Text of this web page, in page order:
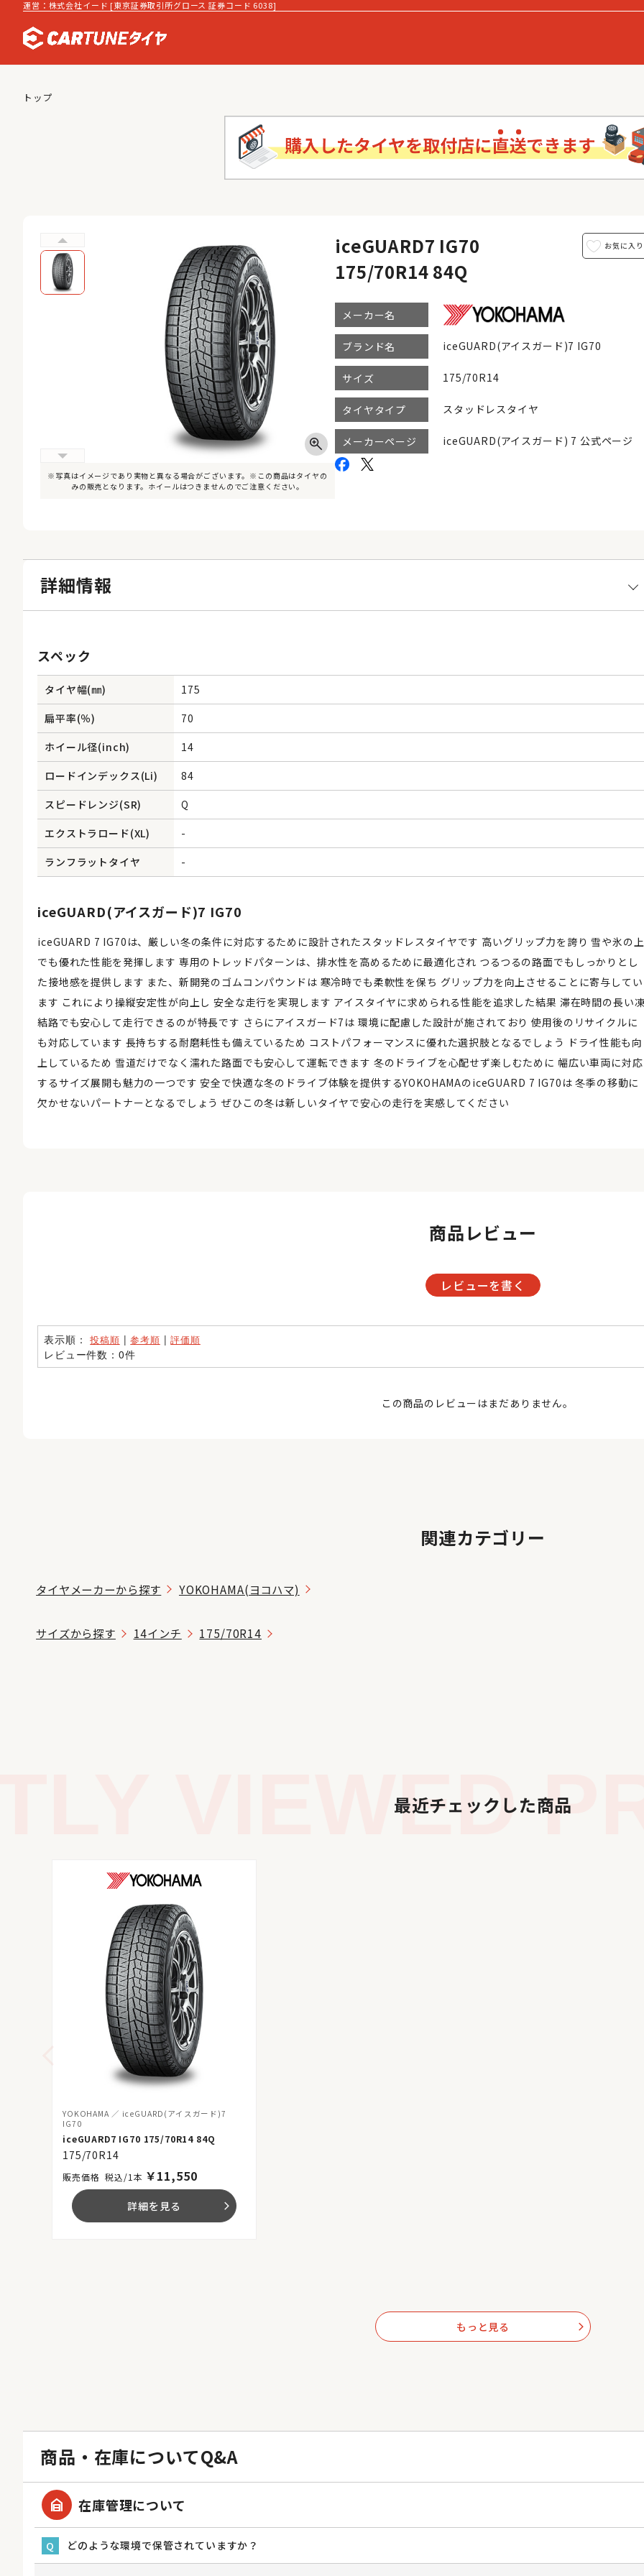
運営：株式会社イード [東京証券取引所グロース 証券コード 6038]
トップ
※写真はイメージであり実物と異なる場合がございます。※この商品はタイヤの
みの販売となります。ホイールはつきませんのでご注意ください。
iceGUARD7 IG70
175/70R14 84Q
メーカー名
ブランド名 iceGUARD(アイスガード)7 IG70
サイズ 175/70R14
タイヤタイプ スタッドレスタイヤ
メーカーページ iceGUARD(アイスガード) 7 公式ページ
詳細情報
スペック
タイヤ幅(㎜)
175
扁平率(％)
70
ホイール径(inch)
14
ロードインデックス(Li)
84
スピードレンジ(SR)
Q
エクストラロード(XL)
-
ランフラットタイヤ
-
iceGUARD(アイスガード)7 IG70
iceGUARD 7 IG70は、厳しい冬の条件に対応するために設計されたスタッドレスタイヤです 高いグリップ力を誇り 雪や氷の上
でも優れた性能を発揮します 専用のトレッドパターンは、排水性を高めるために最適化され つるつるの路面でもしっかりとし
た接地感を提供します また、新開発のゴムコンパウンドは 寒冷時でも柔軟性を保ち グリップ力を向上させることに寄与してい
ます これにより操縦安定性が向上し 安全な走行を実現します アイスタイヤに求められる性能を追求した結果 滞在時間の長い
結路でも安心して走行できるのが特長です さらにアイスガード7は 環境に配慮した設計が施されており 使用後のリサイクルに
も対応しています 長持ちする耐磨耗性も備えているため コストパフォーマンスに優れた選択肢となるでしょう ドライ性能も向
上しているため 雪道だけでなく濡れた路面でも安心して運転できます 冬のドライブを心配せず楽しむために 幅広い車両に対応
するサイズ展開も魅力の一つです 安全で快適な冬のドライブ体験を提供するYOKOHAMAのiceGUARD 7 IG70は 冬季の移動に
欠かせないパートナーとなるでしょう ぜひこの冬は新しいタイヤで安心の走行を実感してください
商品レビュー
レビューを書く
表示順：投稿順 |参考順 |評価順
レビュー件数：0件
この商品のレビューはまだありません。
関連カテゴリー
タイヤメーカーから探す YOKOHAMA(ヨコハマ)
サイズから探す 14インチ 175/70R14
VIEWED最近チェックした商品
YOKOHAMA
iceGUARD(アイスガード)7
IG70
iceGUARD7 IG70 175/70R14 84Q
175/70R14
税込/1本 ￥11,550
詳細を見る arrow_forward_ios
もっと見る arrow_forward_ios
商品・在庫についてQ&A
garage_home 在庫管理について
Q どのような環境で保管されていますか？